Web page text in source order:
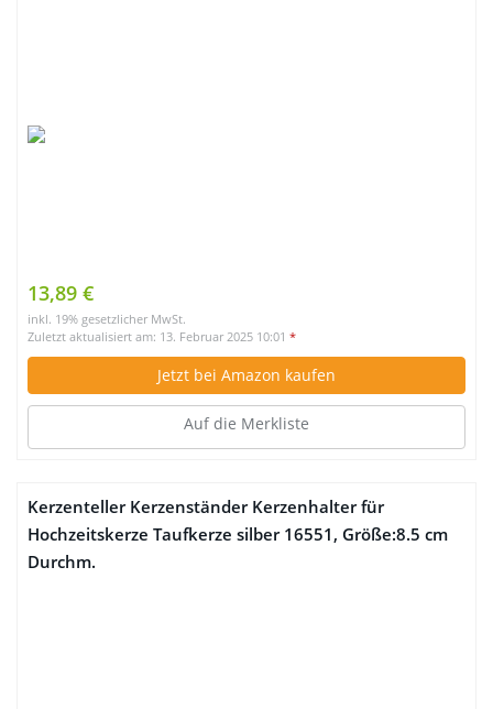
13,89 €
inkl. 19% gesetzlicher MwSt.
Zuletzt aktualisiert am: 13. Februar 2025 10:01 *
Jetzt bei Amazon kaufen
Auf die Merkliste
Kerzenteller Kerzenständer Kerzenhalter für
Hochzeitskerze Taufkerze silber 16551, Größe:8.5 cm
Durchm.